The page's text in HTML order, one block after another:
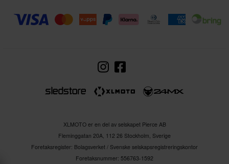
XLMOTO er en del av selskapet Pierce AB
Fleminggatan 20A, 112 26 Stockholm, Sverige
Foretaksregister: Bolagsverket / Svenske selskapsregistreringskontor
Foretaksnummer: 556763-1592